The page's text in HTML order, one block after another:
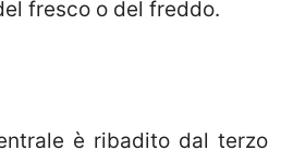
fresco o del freddo.
è ribadito dal terzo